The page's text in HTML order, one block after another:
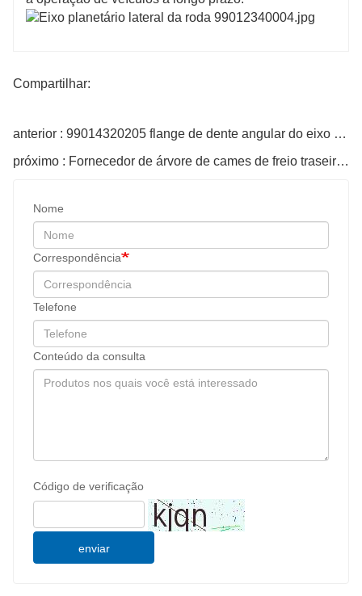
Compartilhar:
anterior : 99014320205 flange de dente angular do eixo médio HOWO
próximo : Fornecedor de árvore de cames de freio traseiro HFF3502023 para caminhões
Nome
Correspondência
Telefone
Conteúdo da consulta
Código de verificação
enviar